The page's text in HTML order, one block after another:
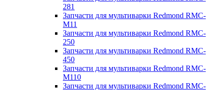
281
Запчасти для мультиварки Redmond RMC-
M11
Запчасти для мультиварки Redmond RMC-
250
Запчасти для мультиварки Redmond RMC-
450
Запчасти для мультиварки Redmond RMC-
M110
Запчасти для мультиварки Redmond RMC-